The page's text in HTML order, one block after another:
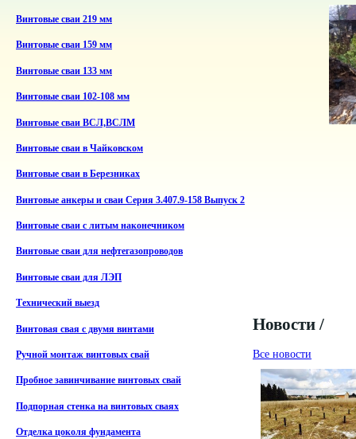
Винтовые сваи 219 мм
Винтовые сваи 159 мм
Винтовые сваи 133 мм
Винтовые сваи 102-108 мм
Винтовые сваи ВСЛ,ВСЛМ
Винтовые сваи в Чайковском
Винтовые сваи в Березниках
Винтовые анкеры и сваи Серия 3.407.9-158 Выпуск 2
Винтовые сваи с литым наконечником
Винтовые сваи для нефтегазопроводов
Винтовые сваи для ЛЭП
Технический выезд
Винтовая свая с двумя винтами
Ручной монтаж винтовых свай
Пробное завинчивание винтовых свай
Подпорная стенка на винтовых сваях
Отделка цоколя фундамента
Новости /
Все новости